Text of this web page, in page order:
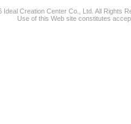
Ideal Creation Center Co., Ltd. All Rights
Use of this Web site constitutes